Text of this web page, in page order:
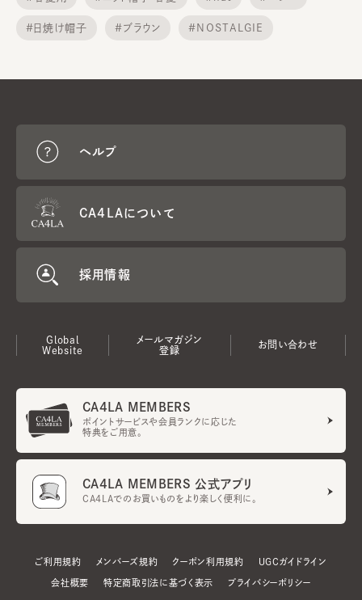
#日焼け帽子 #ブラウン #NOSTALGIE
ヘルプ
CA4LAについて
採用情報
Global
Website
メールマガジン
登録
お問い合わせ
CA4LA MEMBERS
ポイントサービスや会員ランクに応じた
特典をご用意。
CA4LA MEMBERS 公式アプリ
CA4LAでのお買いものをより楽しく便利に。
ご利用規約 メンバーズ規約 クーポン利用規約 UGCガイドライン
会社概要 特定商取引法に基づく表示 プライバシーポリシー